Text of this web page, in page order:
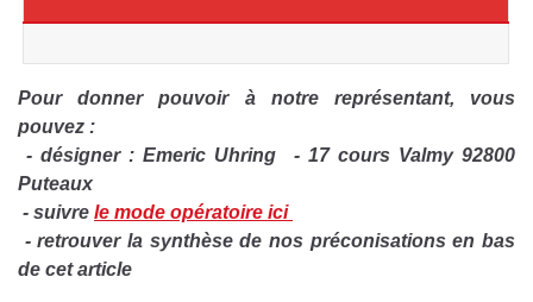
Pour donnerpouvoir à notre représentant, vous
pouvez :
- désigner : Emeric Uhring - 17 cours Valmy 92800
Puteaux
- suivre le mode opératoire ici
- retrouver la synthèse de nos préconisations en bas
de cet article